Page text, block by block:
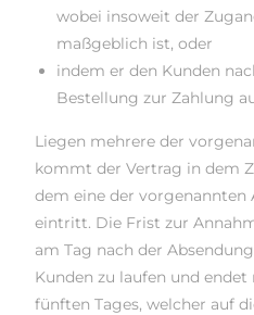
wobei insoweit der
maßgeblich ist, oder
indem er den Kunden
Bestellung zur Zahlung
Liegen mehrere der
kommt der Vertrag in dem
dem eine der vorgenannten
eintritt. Die Frist zur
am Tag nach der
Kunden zu laufen und
fünften Tages, welcher auf